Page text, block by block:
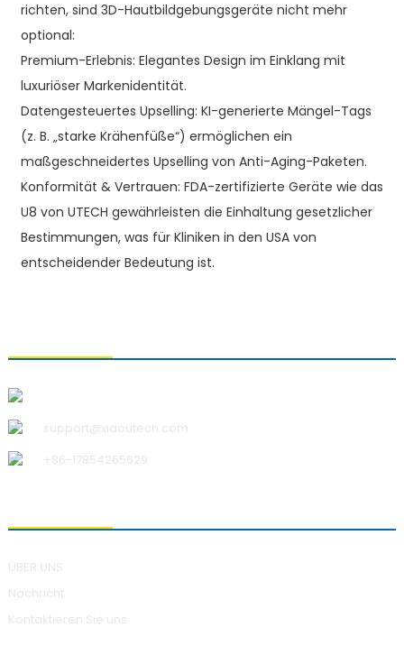
richten, sind 3D-Hautbildgebungsgeräte nicht mehr
optional:
Premium-Erlebnis: Elegantes Design im Einklang mit
luxuriöser Markenidentität.
Datengesteuertes Upselling: KI-generierte Mängel-Tags
(z. B. „starke Krähenfüße“) ermöglichen ein
maßgeschneidertes Upselling von Anti-Aging-Paketen.
Konformität & Vertrauen: FDA-zertifizierte Geräte wie das
U8 von UTECH gewährleisten die Einhaltung gesetzlicher
Bestimmungen, was für Kliniken in den USA von
entscheidender Bedeutung ist.
support@xiaoutech.com
+86-17854265629
ÜBER UNS
Nachricht
Kontaktieren Sie uns